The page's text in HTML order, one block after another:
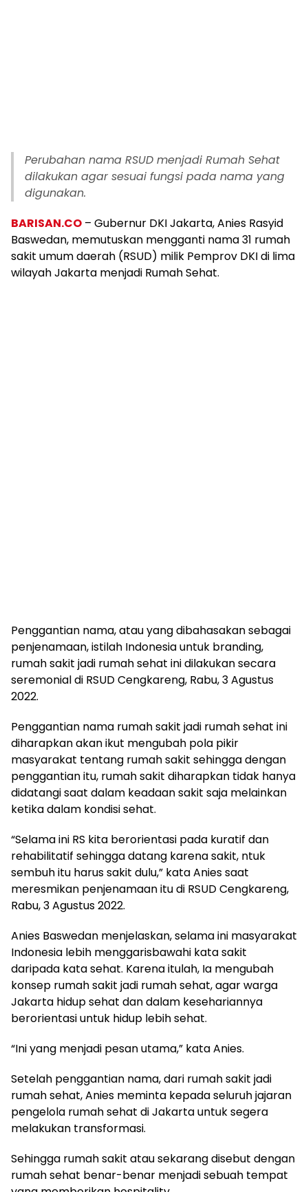
Perubahan nama RSUD menjadi Rumah Sehat
dilakukan agar sesuai fungsi pada nama yang
digunakan.
BARISAN.CO – Gubernur DKI Jakarta, Anies Rasyid
Baswedan, memutuskan mengganti nama 31 rumah
sakit umum daerah (RSUD) milik Pemprov DKI di lima
wilayah Jakarta menjadi Rumah Sehat.
Penggantian nama, atau yang dibahasakan sebagai
penjenamaan, istilah Indonesia untuk branding,
rumah sakit jadi rumah sehat ini dilakukan secara
seremonial di RSUD Cengkareng, Rabu, 3 Agustus
2022.
Penggantian nama rumah sakit jadi rumah sehat ini
diharapkan akan ikut mengubah pola pikir
masyarakat tentang rumah sakit sehingga dengan
penggantian itu, rumah sakit diharapkan tidak hanya
didatangi saat dalam keadaan sakit saja melainkan
ketika dalam kondisi sehat.
“Selama ini RS kita berorientasi pada kuratif dan
rehabilitatif sehingga datang karena sakit, ntuk
sembuh itu harus sakit dulu,” kata Anies saat
meresmikan penjenamaan itu di RSUD Cengkareng,
Rabu, 3 Agustus 2022.
Anies Baswedan menjelaskan, selama ini masyarakat
Indonesia lebih menggarisbawahi kata sakit
daripada kata sehat. Karena itulah, Ia mengubah
konsep rumah sakit jadi rumah sehat, agar warga
Jakarta hidup sehat dan dalam kesehariannya
berorientasi untuk hidup lebih sehat.
“Ini yang menjadi pesan utama,” kata Anies.
Setelah penggantian nama, dari rumah sakit jadi
rumah sehat, Anies meminta kepada seluruh jajaran
pengelola rumah sehat di Jakarta untuk segera
melakukan transformasi.
Sehingga rumah sakit atau sekarang disebut dengan
rumah sehat benar-benar menjadi sebuah tempat